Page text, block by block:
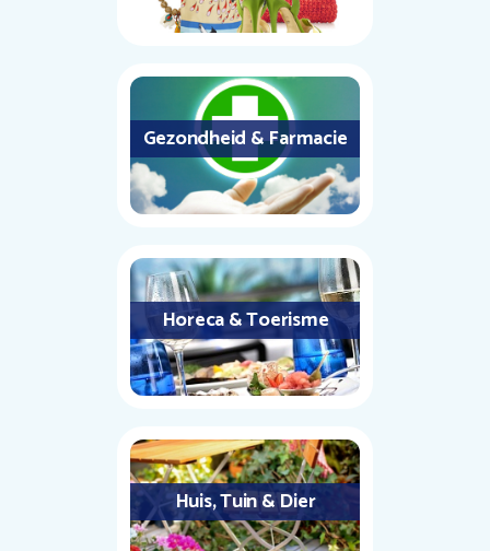
Gezondheid & Farmacie
Horeca & Toerisme
Huis, Tuin & Dier